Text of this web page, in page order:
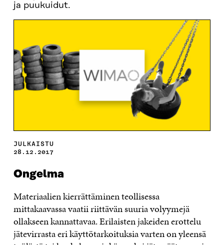
ja puukuidut.
JULKAISTU
28.12.2017
Ongelma
Materiaalien kierrättäminen teollisessa
mittakaavassa vaatii riittävän suuria volyymejä
ollakseen kannattavaa. Erilaisten jakeiden erottelu
jätevirrasta eri käyttötarkoituksia varten on yleensä